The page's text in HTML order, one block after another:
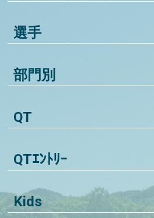
選手
部門別
QT
QTｴﾝﾄﾘｰ
Kids